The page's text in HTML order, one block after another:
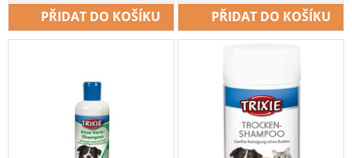
PŘIDAT DO KOŠÍKU PŘIDAT DO KOŠÍKU